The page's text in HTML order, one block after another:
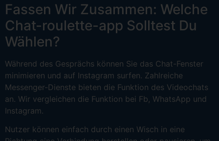
Fassen Wir Zusammen: Welche
Chat-roulette-app Solltest Du
Wählen?
Während des Gesprächs können Sie das Chat-Fenster
minimieren und auf Instagram surfen. Zahlreiche
Messenger-Dienste bieten die Funktion des Videochats
an. Wir vergleichen die Funktion bei Fb, WhatsApp und
Instagram.
Nutzer können einfach durch einen Wisch in eine